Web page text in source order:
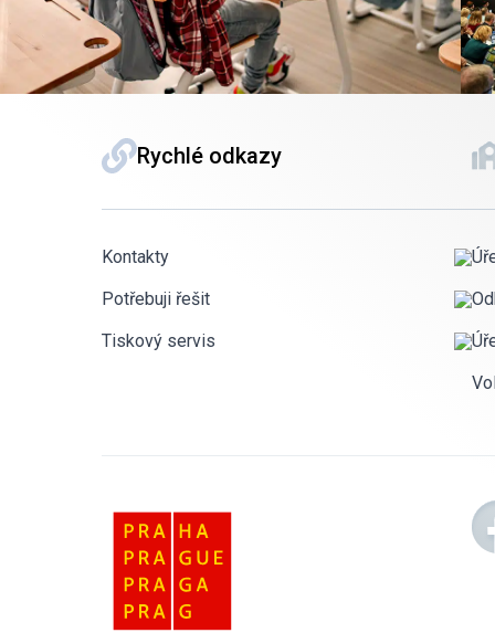
Rychlé odkazy
Kontakty
Potřebuji řešit
Tiskový servis